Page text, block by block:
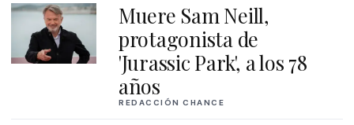
Muere Sam Neill,
protagonista de
'Jurassic Park', a los 78
años
REDACCIÓN CHANCE